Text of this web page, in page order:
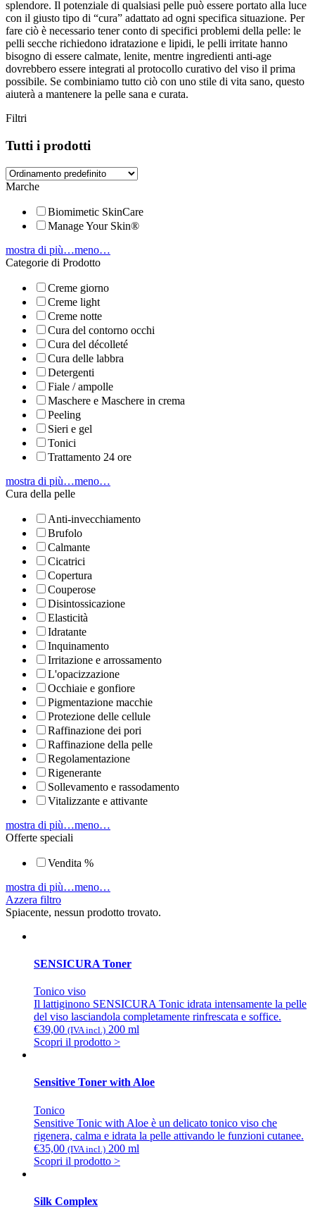
splendore. Il potenziale di qualsiasi pelle può essere portato alla luce
con il giusto tipo di “cura” adattato ad ogni specifica situazione. Per
fare ciò è necessario tener conto di specifici problemi della pelle: le
pelli secche richiedono idratazione e lipidi, le pelli irritate hanno
bisogno di essere calmate, lenite, mentre ingredienti anti-age
dovrebbero essere integrati al protocollo curativo del viso il prima
possibile. Se combiniamo tutto ciò con uno stile di vita sano, questo
aiuterà a mantenere la pelle sana e curata.
Filtri
Tutti i prodotti
Marche
Biomimetic SkinCare
Manage Your Skin®
mostra di più…meno…
Categorie di Prodotto
Creme giorno
Creme light
Creme notte
Cura del contorno occhi
Cura del décolleté
Cura delle labbra
Detergenti
Fiale / ampolle
Maschere e Maschere in crema
Peeling
Sieri e gel
Tonici
Trattamento 24 ore
mostra di più…meno…
Cura della pelle
Anti-invecchiamento
Brufolo
Calmante
Cicatrici
Copertura
Couperose
Disintossicazione
Elasticità
Idratante
Inquinamento
Irritazione e arrossamento
L'opacizzazione
Occhiaie e gonfiore
Pigmentazione macchie
Protezione delle cellule
Raffinazione dei pori
Raffinazione della pelle
Regolamentazione
Rigenerante
Sollevamento e rassodamento
Vitalizzante e attivante
mostra di più…meno…
Offerte speciali
Vendita %
mostra di più…meno…
Azzera filtro
Spiacente, nessun prodotto trovato.
SENSICURA Toner
Tonico viso
Il lattiginono SENSICURA Tonic idrata intensamente la pelle
del viso lasciandola completamente rinfrescata e soffice.
€39,00 (IVA incl.) 200 ml
Scopri il prodotto >
Sensitive Toner with Aloe
Tonico
Sensitive Tonic with Aloe è un delicato tonico viso che
rigenera, calma e idrata la pelle attivando le funzioni cutanee.
€35,00 (IVA incl.) 200 ml
Scopri il prodotto >
Silk Complex